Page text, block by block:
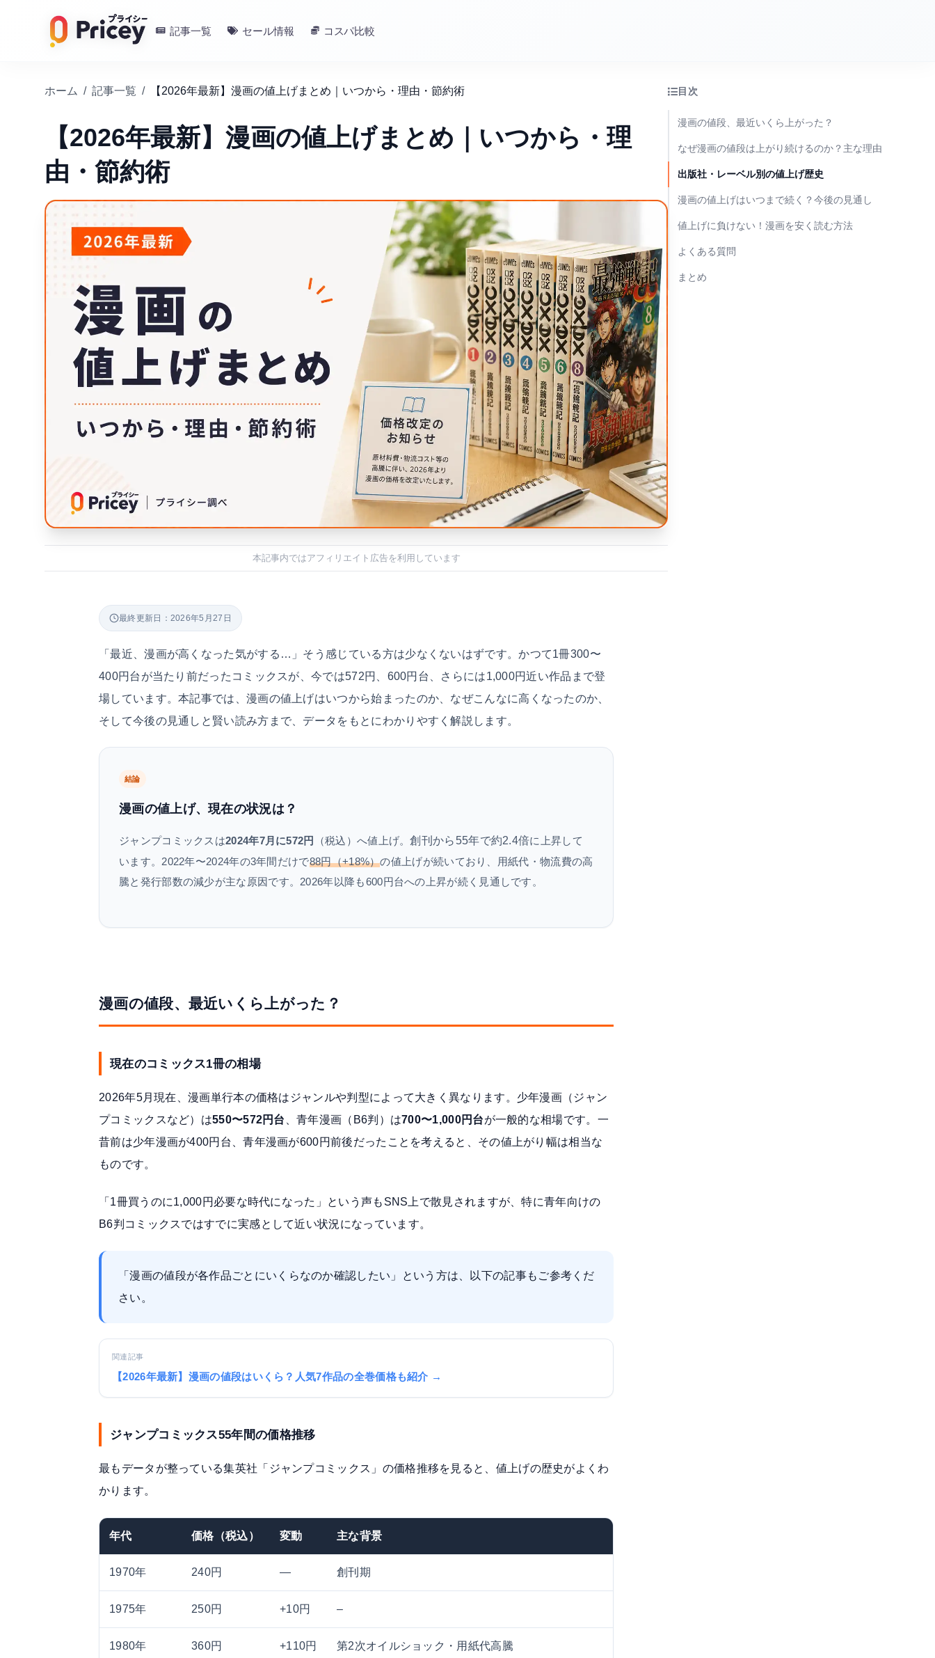
記事一覧 セール情報 コスパ比較
ホーム / 記事一覧 / 【2026年最新】漫画の値上げまとめ｜いつから・理由・節約術
【2026年最新】漫画の値上げまとめ｜いつから・理
由・節約術
本記事内ではアフィリエイト広告を利用しています
最終更新日：2026年5月27日
「最近、漫画が高くなった気がする…」そう感じている方は少なくないはずです。かつて1冊300〜
400円台が当たり前だったコミックスが、今では572円、600円台、さらには1,000円近い作品まで登
場しています。本記事では、漫画の値上げはいつから始まったのか、なぜこんなに高くなったのか、
そして今後の見通しと賢い読み方まで、データをもとにわかりやすく解説します。
結論
漫画の値上げ、現在の状況は？
ジャンプコミックスは2024年7月に572円 （税込）へ値上げ。創刊から55年で約2.4倍に上昇して
います。2022年〜2024年の3年間だけで88円（+18%）の値上げが続いており、用紙代・物流費の高
騰と発行部数の減少が主な原因です。2026年以降も600円台への上昇が続く見通しです。
漫画の値段、最近いくら上がった？
現在のコミックス1冊の相場
2026年5月現在、漫画単行本の価格はジャンルや判型によって大きく異なります。少年漫画（ジャン
プコミックスなど）は550〜572円台 、青年漫画（B6判）は700〜1,000円台が一般的な相場です。一
昔前は少年漫画が400円台、青年漫画が600円前後だったことを考えると、その値上がり幅は相当な
ものです。
「1冊買うのに1,000円必要な時代になった」という声もSNS上で散見されますが、特に青年向けの
B6判コミックスではすでに実感として近い状況になっています。
「漫画の値段が各作品ごとにいくらなのか確認したい」という方は、以下の記事もご参考くだ
さい。
関連記事
【2026年最新】漫画の値段はいくら？人気7作品の全巻価格も紹介 →
ジャンプコミックス55年間の価格推移
最もデータが整っている集英社「ジャンプコミックス」の価格推移を見ると、値上げの歴史がよくわ
かります。
年代 価格（税込） 変動 主な背景
1970年 240円 — 創刊期
1975年 250円 +10円 –
1980年 360円 +110円 第2次オイルショック・用紙代高騰
目次
漫画の値段、最近いくら上がった？
なぜ漫画の値段は上がり続けるのか？主な理由
出版社・レーベル別の値上げ歴史
漫画の値上げはいつまで続く？今後の見通し
値上げに負けない！漫画を安く読む方法
よくある質問
まとめ